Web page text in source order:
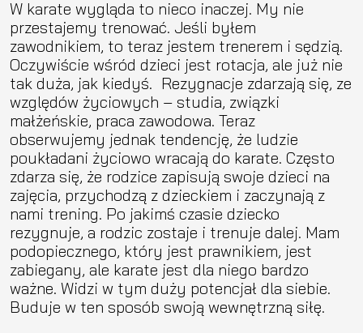
W karate wygląda to nieco inaczej. My nie
przestajemy trenować. Jeśli byłem
zawodnikiem, to teraz jestem trenerem i sędzią.
Oczywiście wśród dzieci jest rotacja, ale już nie
tak duża, jak kiedyś. Rezygnacje zdarzają się, ze
względów życiowych – studia, związki
małżeńskie, praca zawodowa. Teraz
obserwujemy jednak tendencję, że ludzie
poukładani życiowo wracają do karate. Często
zdarza się, że rodzice zapisują swoje dzieci na
zajęcia, przychodzą z dzieckiem i zaczynają z
nami trening. Po jakimś czasie dziecko
rezygnuje, a rodzic zostaje i trenuje dalej. Mam
podopiecznego, który jest prawnikiem, jest
zabiegany, ale karate jest dla niego bardzo
ważne. Widzi w tym duży potencjał dla siebie.
Buduje w ten sposób swoją wewnętrzną siłę.